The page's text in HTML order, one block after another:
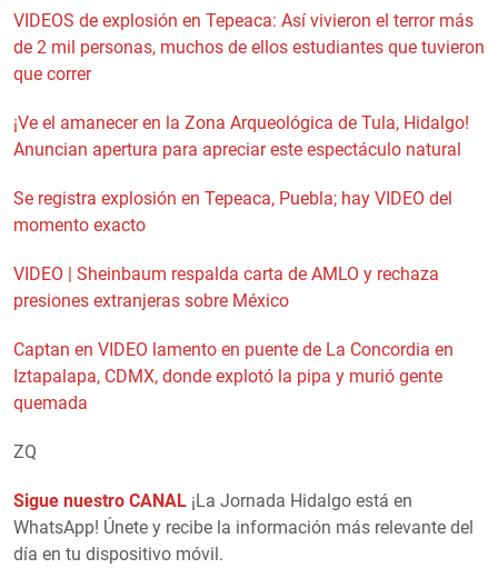
VIDEOS de explosión en Tepeaca: Así vivieron el terror más
de 2 mil personas, muchos de ellos estudiantes que tuvieron
que correr
¡Ve el amanecer en la Zona Arqueológica de Tula, Hidalgo!
Anuncian apertura para apreciar este espectáculo natural
Se registra explosión en Tepeaca, Puebla; hay VIDEO del
momento exacto
VIDEO | Sheinbaum respalda carta de AMLO y rechaza
presiones extranjeras sobre México
Captan en VIDEO lamento en puente de La Concordia en
Iztapalapa, CDMX, donde explotó la pipa y murió gente
quemada
ZQ
Sigue nuestro CANAL ¡La Jornada Hidalgo está en
WhatsApp! Únete y recibe la información más relevante del
día en tu dispositivo móvil.